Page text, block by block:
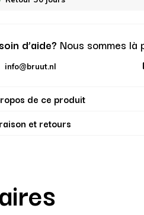
d’aide? Nous sommes
info@bruut.nl
de ce produit
et retours